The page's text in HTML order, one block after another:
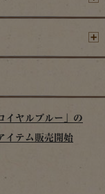
イヤルブルー」の
イテム販売開始